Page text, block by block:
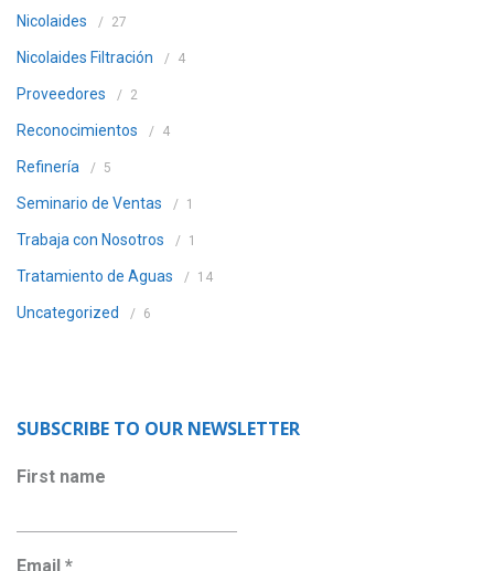
Nicolaides 27
Nicolaides Filtración 4
Proveedores 2
Reconocimientos 4
Refinería 5
Seminario de Ventas 1
Trabaja con Nosotros 1
Tratamiento de Aguas 14
Uncategorized 6
SUBSCRIBE TO OUR NEWSLETTER
First name
Email *